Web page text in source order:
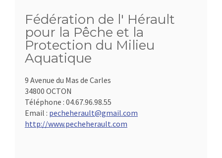
Fédération de l' Hérault
pour la Pêche et la
Protection du Milieu
Aquatique
9 Avenue du Mas de Carles
34800 OCTON
Téléphone : 04.67.96.98.55
Email : pecheherault@gmail.com
http://www.pecheherault.com